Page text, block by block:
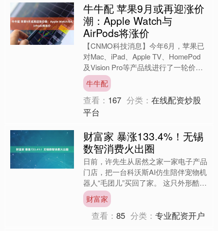
牛牛配 苹果9月或再迎涨价
潮：Apple Watch与
AirPods将涨价
【CNMO科技消息】今年6月，苹果已
对Mac、iPad、Apple TV、HomePod
及Vision Pro等产品线进行了一轮价格
上调。然而，这或许只是开始。....
牛牛配
查看： 167 分类：在线配资炒股
平台
财富家 暴涨133.4%！无锡
数智消费火出圈
日前，许先生从居然之家一家电子产品
门店，把一台科沃斯AI仿生陪伴宠物机
器人“毛团儿”买回了家。 这只外形酷似
马尔济斯犬的“毛孩子”，全身触摸传感
器能触发摇尾巴、....
财富家
查看：85 分类：专业配资开户